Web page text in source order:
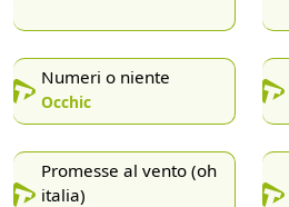
Numeri o niente
Occhic
Promesse al vento (oh
italia)